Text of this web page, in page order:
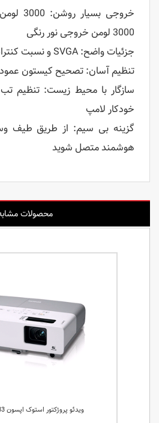
خروجی
3000 لومن خروجی نور رنگی
جزئیات واضح: SVGA و نسبت کنتراست 10000:1
تنظیم آسان: تصحیح کیستون
سازگار با محیط زیست: تنظیم
خودکار لامپ
گزینه بی سیم: از طریق طیف
هوشمند متصل شوید
محصولات
ویدئو پروژکتور استوک اپسون PowerLite 83